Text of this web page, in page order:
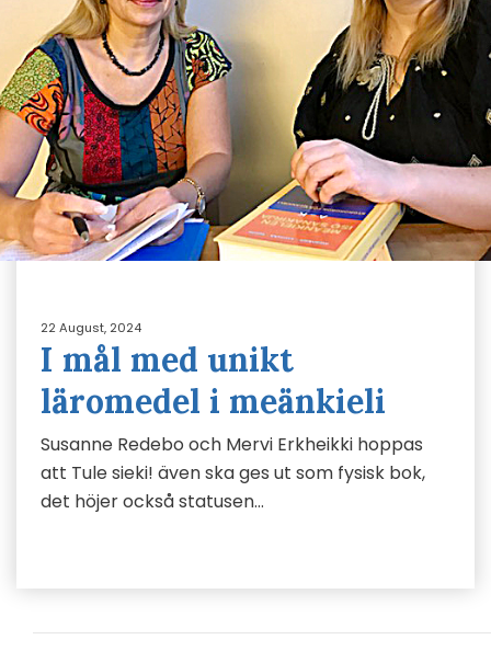
22 August, 2024
I mål med unikt
läromedel i meänkieli
Susanne Redebo och Mervi Erkheikki hoppas
att Tule sieki! även ska ges ut som fysisk bok,
det höjer också statusen…